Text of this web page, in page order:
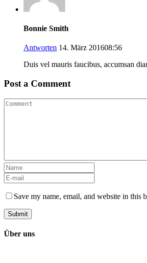
Bonnie Smith
Antworten 14. März 201608:56
Duis vel mauris faucibus, accumsan
Post a Comment
Save my name, email, and website in this
Über uns